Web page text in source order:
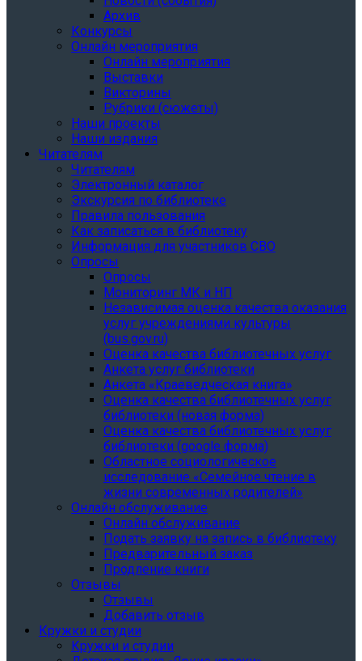
Архив
Конкурсы
Онлайн мероприятия
Онлайн мероприятия
Выставки
Викторины
Рубрики (сюжеты)
Наши проекты
Наши издания
Читателям
Читателям
Электронный каталог
Экскурсия по библиотеке
Правила пользования
Как записаться в библиотеку
Информация для участников СВО
Опросы
Опросы
Мониторинг МК и НП
Независимая оценка качества оказания
услуг учреждениями культуры
(bus.gov.ru)
Оценка качества библиотечных услуг
Анкета услуг библиотеки
Анкета «Краеведческая книга»
Oценка качества библиотечных услуг
библиотеки (новая форма)
Oценка качества библиотечных услуг
библиотеки (google форма)
Областное социологическое
исследование «Семейное чтение в
жизни современных родителей»
Онлайн обслуживание
Онлайн обслуживание
Подать заявку на запись в библиотеку
Предварительный заказ
Продление книги
Отзывы
Отзывы
Добавить отзыв
Кружки и студии
Кружки и студии